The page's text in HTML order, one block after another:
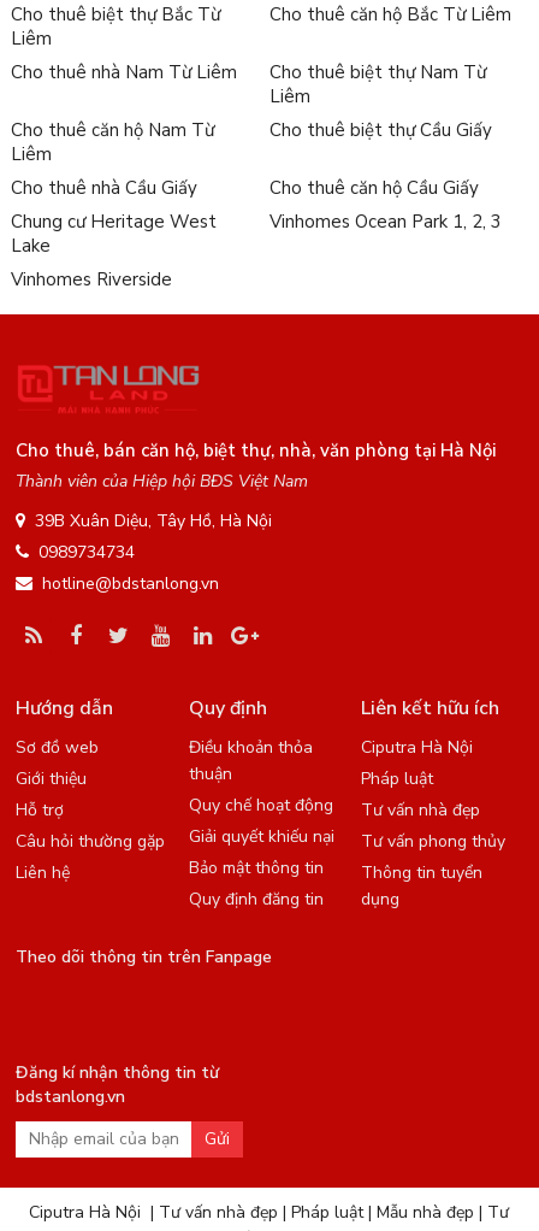
Cho thuê biệt thự Bắc Từ
Liêm
Cho thuê căn hộ Bắc Từ Liêm
Cho thuê nhà Nam Từ Liêm
Cho thuê biệt thự Nam Từ
Liêm
Cho thuê căn hộ Nam Từ
Liêm
Cho thuê biệt thự Cầu Giấy
Cho thuê nhà Cầu Giấy
Cho thuê căn hộ Cầu Giấy
Chung cư Heritage West
Lake
Vinhomes Ocean Park 1, 2, 3
Vinhomes Riverside
Cho thuê, bán căn hộ, biệt thự, nhà, văn phòng tại Hà Nội
Thành viên của Hiệp hội BĐS Việt Nam
39B Xuân Diệu, Tây Hồ, Hà Nội
0989734734
hotline@bdstanlong.vn
Hướng dẫn
Sơ đồ web
Giới thiệu
Hỗ trợ
Câu hỏi thường gặp
Liên hệ
Quy định
Điều khoản thỏa
thuận
Quy chế hoạt động
Giải quyết khiếu nại
Bảo mật thông tin
Quy định đăng tin
Liên kết hữu ích
Ciputra Hà Nội
Pháp luật
Tư vấn nhà đẹp
Tư vấn phong thủy
Thông tin tuyển
dụng
Theo dõi thông tin trên Fanpage
Đăng kí nhận thông tin từ
bdstanlong.vn
Gửi
Ciputra Hà Nội | Tư vấn nhà đẹp |Pháp luật|Mẫu nhà đẹp | Tư